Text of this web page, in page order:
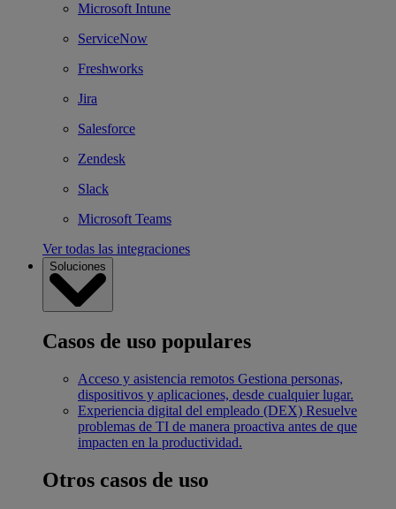
Microsoft Intune
ServiceNow
Freshworks
Jira
Salesforce
Zendesk
Slack
Microsoft Teams
Ver todas las integraciones
Soluciones
Casos de uso populares
Acceso y asistencia remotos Gestiona personas,
dispositivos y aplicaciones, desde cualquier lugar.
Experiencia digital del empleado (DEX) Resuelve
problemas de TI de manera proactiva antes de que
impacten en la productividad.
Otros casos de uso